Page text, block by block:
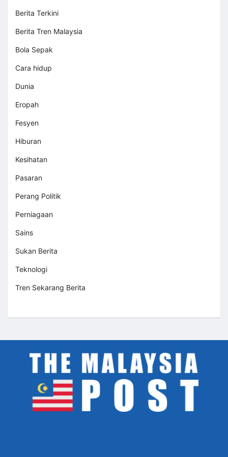
Berita Terkini
Berita Tren Malaysia
Bola Sepak
Cara hidup
Dunia
Eropah
Fesyen
Hiburan
Kesihatan
Pasaran
Perang Politik
Perniagaan
Sains
Sukan Berita
Teknologi
Tren Sekarang Berita